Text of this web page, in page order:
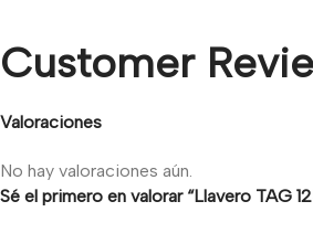
Customer
Valoraciones
No hay valoraciones aún.
Sé el primero en valorar “Llavero TAG